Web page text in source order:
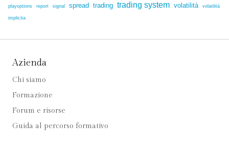
playoptions report signal spread trading trading system volatilità volatilità
implicita
Azienda
Chi siamo
Formazione
Forum e risorse
Guida al percorso formativo